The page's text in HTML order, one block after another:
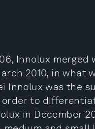
Innolux merged
2010, in what
Innolux was the
order to
in December